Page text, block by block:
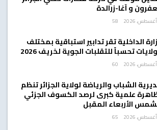
و آغا-زرالدة
58
الداخلية تقر تدابير استباقية بمختلف
تحسباً للتقلبات الجوية لخريف 2026
60
الشباب والرياضة لولاية الجزائر تنظم
علمية كبرى لرصد الكسوف الجزئي
الأربعاء المقبل
65